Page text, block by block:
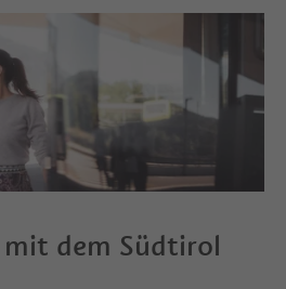
dem Südtirol